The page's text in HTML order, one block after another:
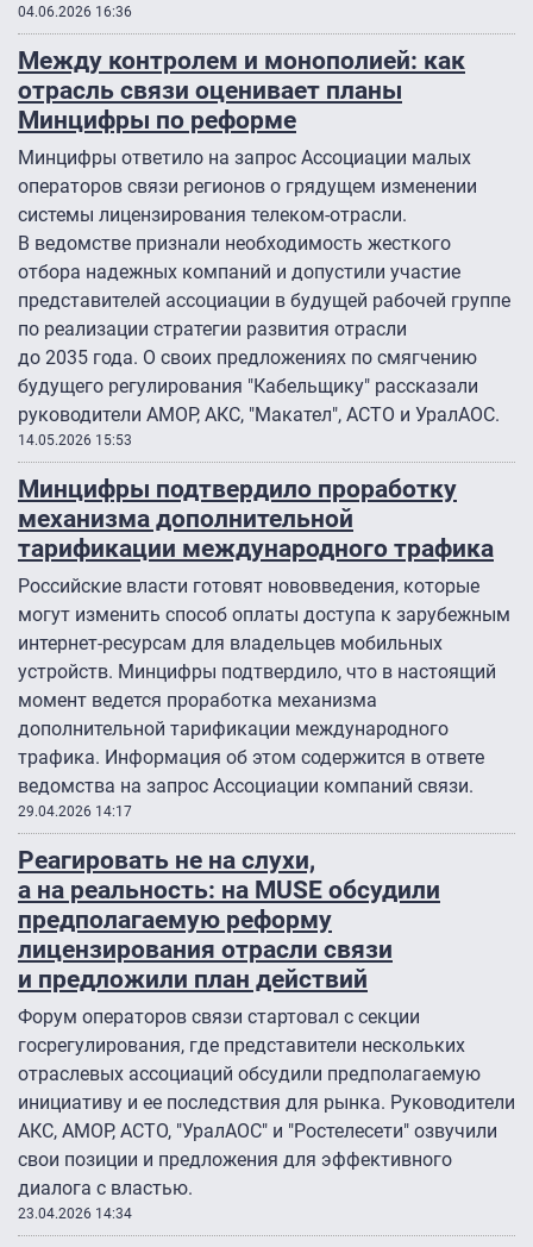
04.06.2026 16:36
Между контролем и монополией: как
отрасль связи оценивает планы
Минцифры по реформе
Минцифры ответило на запрос Ассоциации малых
операторов связи регионов о грядущем изменении
системы лицензирования телеком-отрасли.
В ведомстве признали необходимость жесткого
отбора надежных компаний и допустили участие
представителей ассоциации в будущей рабочей группе
по реализации стратегии развития отрасли
до 2035 года. О своих предложениях по смягчению
будущего регулирования "Кабельщику" рассказали
руководители АМОР, АКС, "Макател", АСТО и УралАОС.
14.05.2026 15:53
Минцифры подтвердило проработку
механизма дополнительной
тарификации международного трафика
Российские власти готовят нововведения, которые
могут изменить способ оплаты доступа к зарубежным
интернет-ресурсам для владельцев мобильных
устройств. Минцифры подтвердило, что в настоящий
момент ведется проработка механизма
дополнительной тарификации международного
трафика. Информация об этом содержится в ответе
ведомства на запрос Ассоциации компаний связи.
29.04.2026 14:17
Реагировать не на слухи,
а на реальность: на MUSE обсудили
предполагаемую реформу
лицензирования отрасли связи
и предложили план действий
Форум операторов связи стартовал с секции
госрегулирования, где представители нескольких
отраслевых ассоциаций обсудили предполагаемую
инициативу и ее последствия для рынка. Руководители
АКС, АМОР, АСТО, "УралАОС" и "Ростелесети" озвучили
свои позиции и предложения для эффективного
диалога с властью.
23.04.2026 14:34